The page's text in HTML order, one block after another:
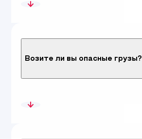
Возите ли вы опасные грузы?